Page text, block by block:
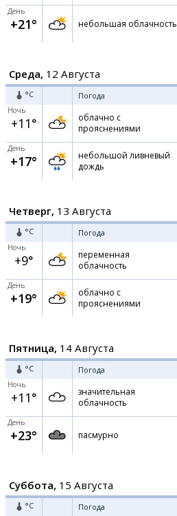
День
+21° небольшая облачность
Среда, 12 Августа
°C Погода
Ночь
+11°
облачно с
прояснениями
День
+17°
небольшой ливневый
дождь
Четверг, 13 Августа
°C Погода
Ночь
+9°
переменная
облачность
День
+19°
облачно с
прояснениями
Пятница, 14 Августа
°C Погода
Ночь
+11°
значительная
облачность
День
+23° пасмурно
Суббота, 15 Августа
°C Погода